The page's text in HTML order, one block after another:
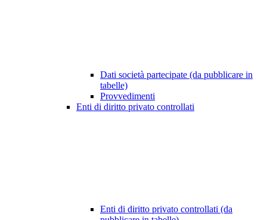
Dati società partecipate (da pubblicare in
tabelle)
Provvedimenti
Enti di diritto privato controllati
Enti di diritto privato controllati (da